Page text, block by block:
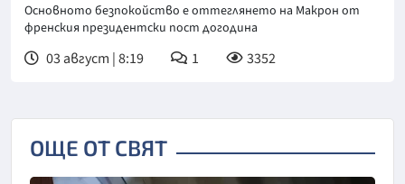
Основното безпокойство е оттеглянето на Макрон от
френския президентски пост догодина
03 август | 8:19 1 3352
ОЩЕ ОТ СВЯТ